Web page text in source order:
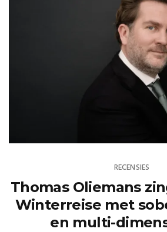
RECENSIES
Thomas Oliemans
Winterreise met
en multi-